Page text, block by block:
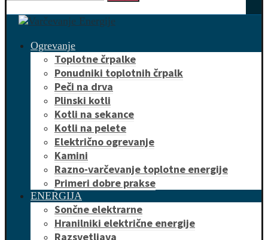
Ogrevanje
Toplotne črpalke
Ponudniki toplotnih črpalk
Peči na drva
Plinski kotli
Kotli na sekance
Kotli na pelete
Električno ogrevanje
Kamini
Razno-varčevanje toplotne energije
Primeri dobre prakse
ENERGIJA
Sončne elektrarne
Hranilniki električne energije
Razsvetljava